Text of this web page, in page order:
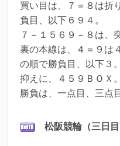
買い目は、７＝８は折
負目、以下６９４。
７－１５６９－８は、
裏の本線は、４＝９は
の順で勝負目、以下３。
抑えに、４５９ＢＯＸ。
勝負は、一点目、三点
松阪競輪（三日